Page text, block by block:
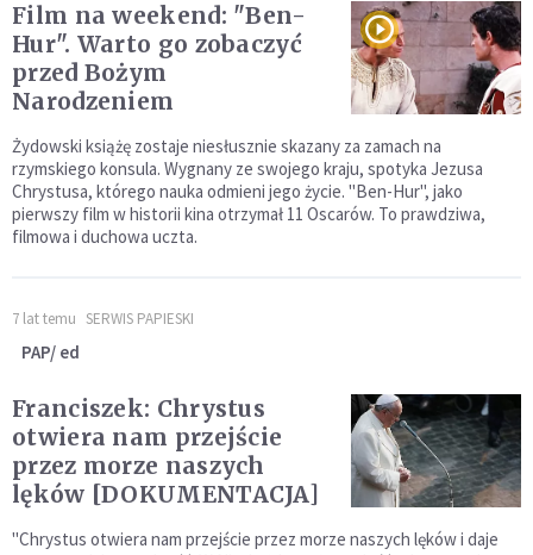
Film na weekend: "Ben-
Hur". Warto go zobaczyć
przed Bożym
Narodzeniem
Żydowski książę zostaje niesłusznie skazany za zamach na
rzymskiego konsula. Wygnany ze swojego kraju, spotyka Jezusa
Chrystusa, którego nauka odmieni jego życie. "Ben-Hur", jako
pierwszy film w historii kina otrzymał 11 Oscarów. To prawdziwa,
filmowa i duchowa uczta.
7 lat temu SERWIS PAPIESKI
PAP/ ed
Franciszek: Chrystus
otwiera nam przejście
przez morze naszych
lęków [DOKUMENTACJA]
"Chrystus otwiera nam przejście przez morze naszych lęków i daje